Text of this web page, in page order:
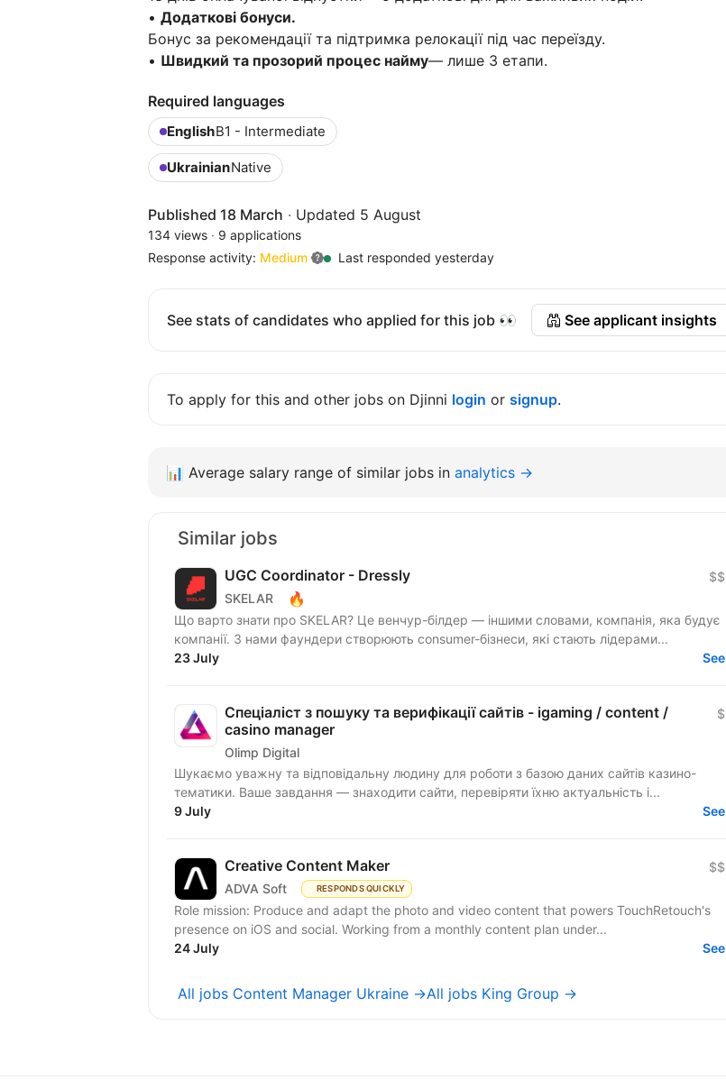
• Додаткові бонуси.
Бонус за рекомендації та підтримка релокації під час переїзду.
• Швидкий та прозорий процес найму— лише 3 етапи.
Required languages
EnglishB1 - Intermediate
UkrainianNative
Published 18 March · Updated 5 August
134 views · 9 applications
Response activity: Medium Last responded yesterday
See stats of candidates who applied for this job 👀 See applicant insights
To apply for this and other jobs on Djinni login or signup.
📊 Average salary range of similar jobs in analytics →
Similar jobs
UGC Coordinator - Dressly
SKELAR 🔥
$$
Що варто знати про SKELAR? Це венчур-білдер — іншими словами, компанія, яка будує
компанії. З нами фаундери створюють consumer-бізнеси, які стають лідерами...
23 July
See
Спеціаліст з пошуку та верифікації сайтів - igaming / content /
casino manager
Olimp Digital
$
Шукаємо уважну та відповідальну людину для роботи з базою даних сайтів казино-
тематики. Ваше завдання — знаходити сайти, перевіряти їхню актуальність і...
9 July
See
Creative Content Maker
ADVA Soft RESPONDS QUICKLY
$$
Role mission: Produce and adapt the photo and video content that powers TouchRetouch's
presence on iOS and social. Working from a monthly content plan under...
24 July
See
All jobs Content Manager Ukraine →All jobs King Group →